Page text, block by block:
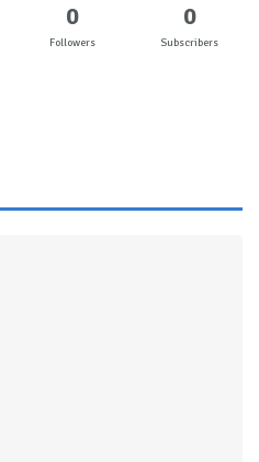
0
Followers
0
Subscribers